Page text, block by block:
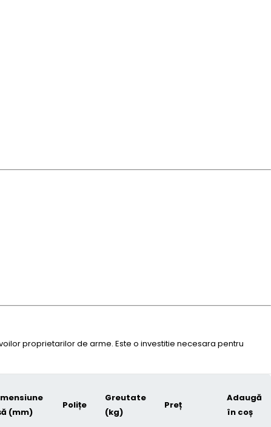
proprietarilor de arme. Este o investitie necesara pentru
(mm)
Polițe
Greutate
(kg)
Preț
Adaugă
în coș